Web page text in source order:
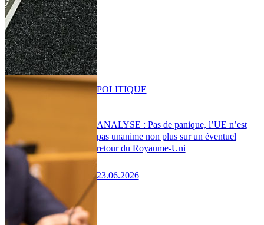
ANALYSE : Pas de panique, l’UE n’est
pas unanime non plus sur un éventuel
retour du Royaume-Uni
23.06.2026
POLITIQUE